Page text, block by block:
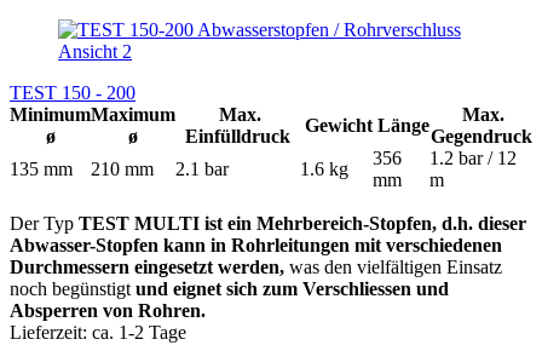
TEST 150 - 200
Minimum
ø
Maximum
ø
Max.
Einfülldruck
Gewicht Länge
Max.
Gegendruck
135 mm
210 mm 2.1 bar 1.6 kg
356
mm
1.2 bar / 12
m
Der Typ TEST MULTI ist ein Mehrbereich-Stopfen, d.h. dieser
Abwasser-Stopfen kann in Rohrleitungen mit verschiedenen
Durchmessern eingesetzt werden, was den vielfältigen Einsatz
noch begünstigt und eignet sich zum Verschliessen und
Absperren von Rohren.
Lieferzeit: ca. 1-2 Tage